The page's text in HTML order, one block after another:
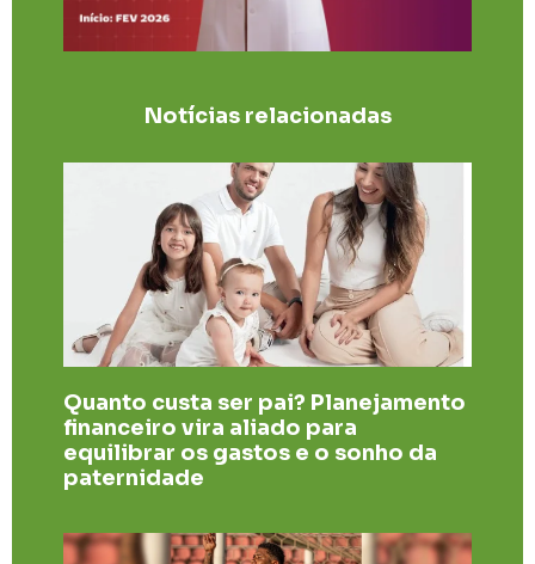
Notícias relacionadas
Quanto custa ser pai? Planejamento
financeiro vira aliado para
equilibrar os gastos e o sonho da
paternidade